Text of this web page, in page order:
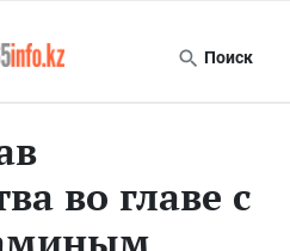
Поиск
во главе с